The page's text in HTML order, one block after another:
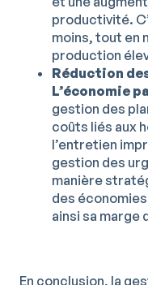
productivité.
moins, tout en
production
Réduction
L’économie
gestion des
coûts liés aux
l’entretien
gestion des
manière
des
ainsi sa marge
En conclusion, la